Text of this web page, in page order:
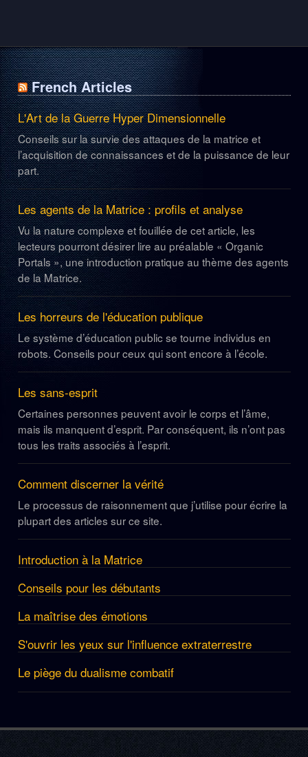
French Articles
L'Art de la Guerre Hyper Dimensionnelle
Conseils sur la survie des attaques de la matrice et
l’acquisition de connaissances et de la puissance de leur
part.
Les agents de la Matrice : profils et analyse
Vu la nature complexe et fouillée de cet article, les
lecteurs pourront désirer lire au préalable « Organic
Portals », une introduction pratique au thème des agents
de la Matrice.
Les horreurs de l'éducation publique
Le système d’éducation public se tourne individus en
robots. Conseils pour ceux qui sont encore à l’école.
Les sans-esprit
Certaines personnes peuvent avoir le corps et l’âme,
mais ils manquent d’esprit. Par conséquent, ils n’ont pas
tous les traits associés à l’esprit.
Comment discerner la vérité
Le processus de raisonnement que j’utilise pour écrire la
plupart des articles sur ce site.
Introduction à la Matrice
Conseils pour les débutants
La maîtrise des émotions
S'ouvrir les yeux sur l'influence extraterrestre
Le piège du dualisme combatif